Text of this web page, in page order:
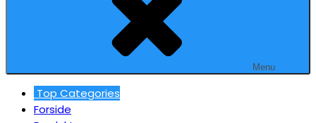
Menu
Top Categories
Forside